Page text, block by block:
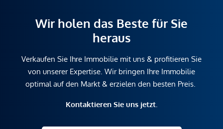
Wir holen das Beste für Sie
heraus
Verkaufen Sie Ihre Immobilie mit uns & profitieren Sie
von unserer Expertise. Wir bringen Ihre Immobilie
optimal auf den Markt & erzielen den besten Preis.
Kontaktieren Sie uns jetzt.